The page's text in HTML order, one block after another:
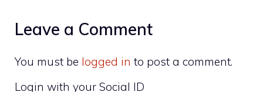
Leave a Comment
You must be logged in to post a comment.
Login with your Social ID